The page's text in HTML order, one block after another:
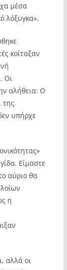
μέσα
λόξυγκα».
κοίταξαν
Οι
αλήθεια: Ο
της
υπήρχε
Είμαστε
αύριο θα
η
αλλά οι